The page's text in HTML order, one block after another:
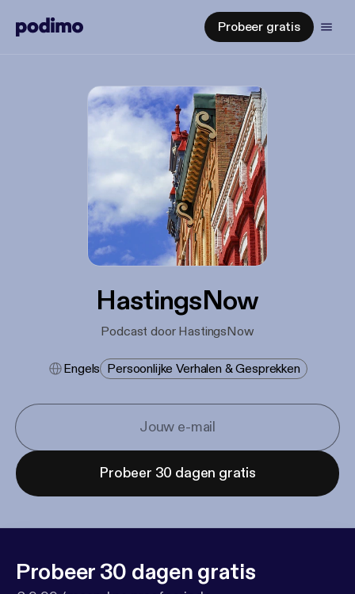
Probeer gratis
HastingsNow
Podcast door HastingsNow
Engels Persoonlijke Verhalen & Gesprekken
Probeer 30 dagen gratis
Probeer 30 dagen gratis